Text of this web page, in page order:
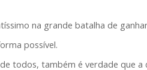
na grande batalha de
possível.
todos, também é verdade que a